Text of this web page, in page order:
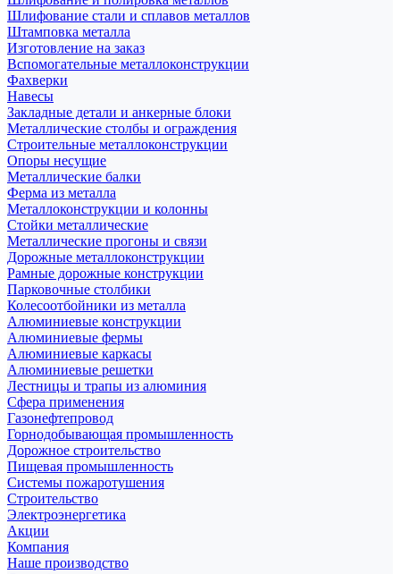
Шлифование стали и сплавов металлов
Штамповка металла
Изготовление на заказ
Вспомогательные металлоконструкции
Фахверки
Навесы
Закладные детали и анкерные блоки
Металлические столбы и ограждения
Строительные металлоконструкции
Опоры несущие
Металлические балки
Ферма из металла
Металлоконструкции и колонны
Стойки металлические
Металлические прогоны и связи
Дорожные металлоконструкции
Рамные дорожные конструкции
Парковочные столбики
Колесоотбойники из металла
Алюминиевые конструкции
Алюминиевые фермы
Алюминиевые каркасы
Алюминиевые решетки
Лестницы и трапы из алюминия
Сфера применения
Газонефтепровод
Горнодобывающая промышленность
Дорожное строительство
Пищевая промышленность
Системы пожаротушения
Строительство
Электроэнергетика
Акции
Компания
Наше производство